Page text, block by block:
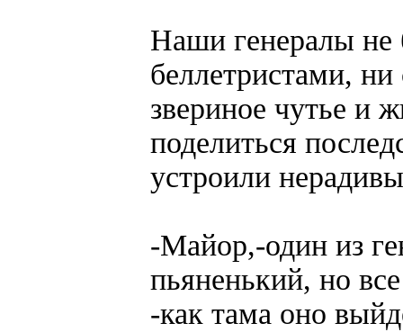
Наши генералы не
беллетристами,
звериное чутье и
поделиться
устроили
-Майор,-один из
пьяненький, но
-как тама оно